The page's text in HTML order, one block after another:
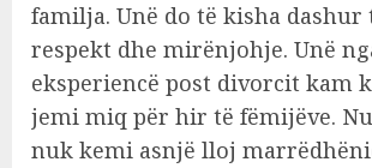
familja. Unë do të kisha
respekt dhe mirënjohje. Unë
eksperiencë post divorcit kam
jemi miq për hir të fëmijëve.
nuk kemi asnjë lloj